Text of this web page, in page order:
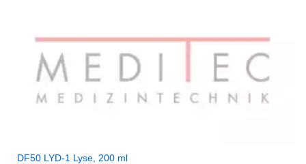
DF50 LYD-1 Lyse, 200 ml